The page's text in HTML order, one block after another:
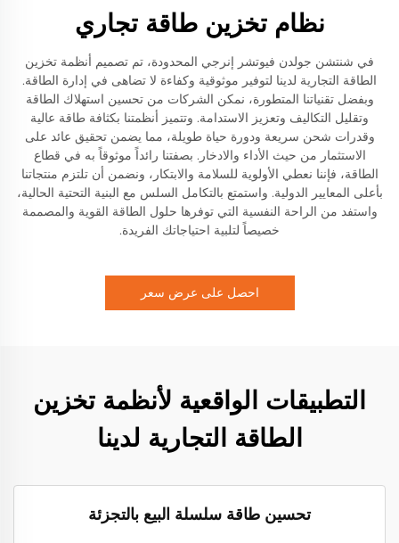
نظام تخزين طاقة تجاري
في شنتشن جولدن فيوتشر إنرجي المحدودة، تم تصميم أنظمة تخزين
الطاقة التجارية لدينا لتوفير موثوقية وكفاءة لا تضاهى في إدارة الطاقة.
وبفضل تقنياتنا المتطورة، نمكن الشركات من تحسين استهلاك الطاقة
وتقليل التكاليف وتعزيز الاستدامة. وتتميز أنظمتنا بكثافة طاقة عالية
وقدرات شحن سريعة ودورة حياة طويلة، مما يضمن تحقيق عائد على
الاستثمار من حيث الأداء والادخار. بصفتنا رائداً موثوقاً به في قطاع
الطاقة، فإننا نعطي الأولوية للسلامة والابتكار، ونضمن أن تلتزم منتجاتنا
بأعلى المعايير الدولية. واستمتع بالتكامل السلس مع البنية التحتية الحالية،
واستفد من الراحة النفسية التي توفرها حلول الطاقة القوية والمصممة
خصيصاً لتلبية احتياجاتك الفريدة.
احصل على عرض سعر
التطبيقات الواقعية لأنظمة تخزين
الطاقة التجارية لدينا
تحسين طاقة سلسلة البيع بالتجزئة